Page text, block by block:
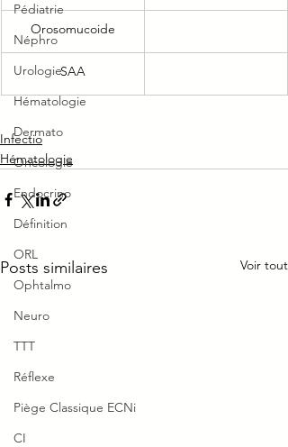
Pédiatrie
Néphro
Urologie
Hématologie
Dermato
Oncologie
Endocrino
Définition
ORL
Ophtalmo
Neuro
TTT
Réflexe
Piège Classique ECNi
CI
​Orosomucoide
SAA
Infectio
Hématologie
Posts similaires Voir tout